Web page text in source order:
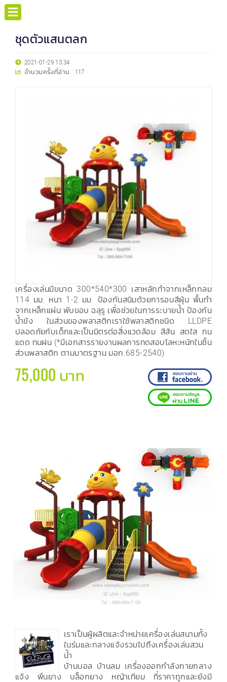
ชุดตัวแสนตลก
2021-01-29 13:34
จำนวนครั้งที่อ่าน : 117
เครื่องเล่นมีขนาด 300*540*300 เสาหลักทำจากเหล็กกลม
114 มม. หนา 1-2 มม. ป้องกันสนิมด้วยการอบสีฝุ่น พื้นทำ
จากเหล็กแผ่น พับขอบ ฉลุรู เพื่อช่วยในการระบายน้ำ ป้องกัน
น้ำขัง ในส่วนของพลาสติกเราใช้พลาสติกชนิด LLDPE
ปลอดภัยกับเด็กและเป็นมิตรต่อสิ่งแวดล้อม สีสัน สดใส ทน
แดด ทนฝน (*มีเอกสารรายงานผลการทดสอบโลหะหนักในชิ้น
ส่วนพลาสติก ตามมาตรฐาน มอก.685-2540)
75,000 บาท
เราเป็นผู้ผลิตและจำหน่ายเครื่องเล่นสนามทั้ง
ในร่มและกลางแจ้งรวมไปถึงเครื่องเล่นสวน
น้ำ
บ้านบอล บ้านลม เครื่องออกกำลังกายกลาง
แจ้ง พื้นยาง บล็อกยาง หญ้าเทียม ที่ราคาถูกและยังมี